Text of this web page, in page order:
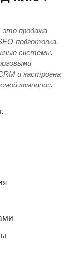
это продажа
подготовка.
системы.
и настроена
компании.